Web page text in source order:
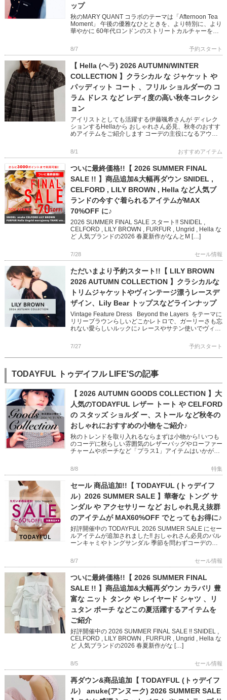
ップ
秋のMARY QUANT コラボのテーマは「Afternoon Tea
Moment」 午後の優雅なひとときを、より特別に、より
華やかに 60年代ロンドンのストリートカルチャーを象
8/7 予約スタート
【 Hella (ヘラ) 2026 AUTUMN/WINTER
COLLECTION 】クラシカル な ジャケット や
パッディット コート 、フリル ショルダーの コ
ラム ドレス など レディ度の高い秋冬コレクシ
ョン
アイリストとしても活躍する伊藤颯希さんが ディレク
ションするHellaから おしゃれさん必見、秋冬のおすす
めアイテムをご紹介します コーデの主役になるアウタ
ライクと現代の […]
8/1 おすすめアイテム
ついに最終価格!!【 2026 SUMMER FINAL
SALE !! 】商品追加&大幅再ダウン SNIDEL ,
CELFORD , LILY BROWN , Hella など人気ブ
ランドの今すぐ着られるアイテムがMAX
70%OFF に♪
2026 SUMMER FINAL SALE スタート!! SNIDEL ,
CELFORD , LILY BROWN , FURFUR , Ungrid , Hella な
ど 人気ブランドの2026 春夏新作がなんとM […]
7/28 セール情報
ただいまより予約スタート!!【 LILY BROWN
2026 AUTUMN COLLECTION 】クラシカルな
トリムジャケットやヴィンテージ漂うレースデ
ザイン、Lily Bear トップスなどラインナップ
Vintage Feature Dress Beyond the Layers をテーマに
リリーブラウンらしいどこかレトロで、ガーリーさも忘
れない愛らしいルックに♪ レースやサテン使いでヴィン
7/27 予約スタート
TODAYFUL トゥデイフル LIFE'Sの記事
【 2026 AUTUMN GOODS COLLECTION 】大
人気のTODAYFUL レザー トート や CELFORD
の スタッズ ショルダ ー、ストール など秋冬の
おしゃれにおすすめの小物をご紹介♪
秋のトレンドを取り入れるならまずは小物から! いつも
のコーデに秋らしい雰囲気のレザーバッグやローファー
チャームやポーチなど「プラス1」アイテムはいかがで
い小物をピック […]
8/8 特集
セール 商品追加!!【 TODAYFUL (トゥデイフ
ル）2026 SUMMER SALE 】華奢な トング サ
ンダル や アクセサリー など おしゃれ見え抜群
のアイテムが MAX60%OFF でとってもお得に♪
好評開催中の TODAYFUL 2026 SUMMER SALE にセー
ルアイテムが追加されました!! おしゃれさん必見のバル
ーンキャミやトングサンダル 季節を問わずコーデのア
8/7 セール情報
ついに最終価格!!【 2026 SUMMER FINAL
SALE !! 】商品追加&大幅再ダウン カラバリ 豊
富な ニット タンク や レイヤード シャツ 、リ
ュタン ポーチ などこの夏活躍するアイテムを
ご紹介
好評開催中の 2026 SUMMER FINAL SALE !! SNIDEL ,
CELFORD , LILY BROWN , FURFUR , Ungrid , Hella な
ど 人気ブランドの2026 春夏新作がな […]
8/5 セール情報
再ダウン&商品追加【 TODAYFUL (トゥデイフ
ル） anuke(アンヌーク) 2026 SUMMER SALE